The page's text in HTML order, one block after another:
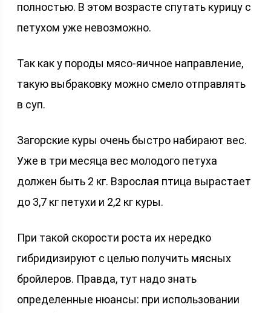
полностью. В этом возрасте спутать курицу с
петухом уже невозможно.
Так как у породы мясо-яичное направление,
такую выбраковку можно смело отправлять
в суп.
Загорские куры очень быстро набирают вес.
Уже в три месяца вес молодого петуха
должен быть 2 кг. Взрослая птица вырастает
до 3,7 кг петухи и 2,2 кг куры.
При такой скорости роста их нередко
гибридизируют с целью получить мясных
бройлеров. Правда, тут надо знать
определенные нюансы: при использовании